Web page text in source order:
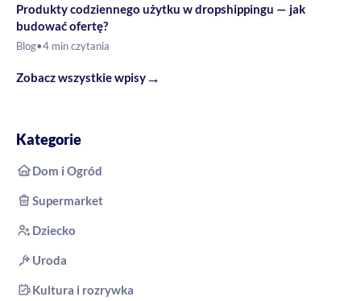
Produkty codziennego użytku w dropshippingu — jak
budować ofertę?
Blog•4 min czytania
Zobacz wszystkie wpisy→
Kategorie
Dom i Ogród
Supermarket
Dziecko
Uroda
Kultura i rozrywka